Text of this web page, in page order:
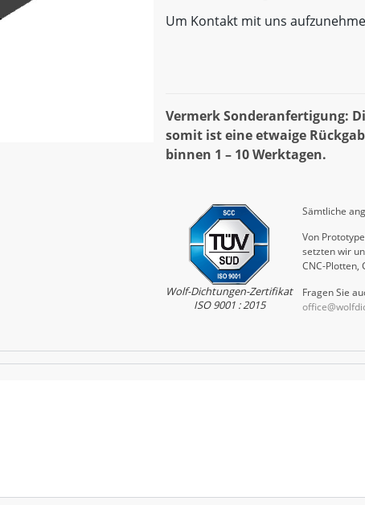
Um Kontakt mit uns
Vermerk Sonderanfertigung:
somit ist eine etwaige
binnen 1 – 10 Werktagen.
Wolf-Dichtungen-Zertifikat
ISO 9001 : 2015
Sämtliche
Von
setzten wir
CNC-Plotten,
Fragen Sie